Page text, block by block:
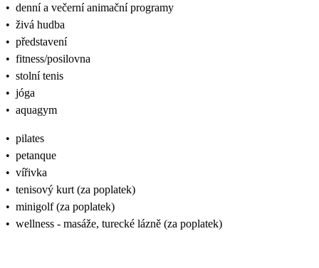
• denní a večerní animační programy
• živá hudba
• představení
• fitness/posilovna
• stolní tenis
• jóga
• aquagym
• pilates
• petanque
• vířivka
• tenisový kurt (za poplatek)
• minigolf (za poplatek)
• wellness - masáže, turecké lázně (za poplatek)